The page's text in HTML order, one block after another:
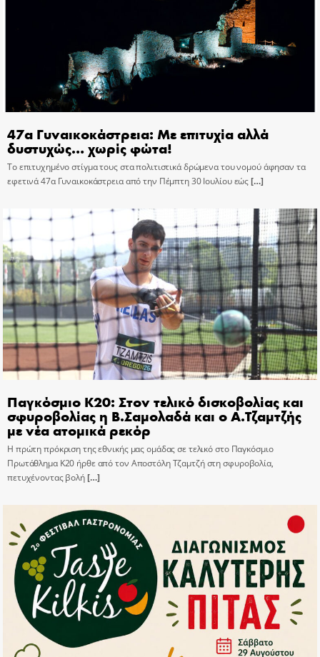
47α Γυναικοκάστρεια: Με επιτυχία αλλά
δυστυχώς… χωρίς φώτα!
Το επιτυχημένο στίγμα τους στα πολιτιστικά δρώμενα του νομού άφησαν τα
εφετινά 47α Γυναικοκάστρεια από την Πέμπτη 30 Ιουλίου εώς[…]
Παγκόσμιο Κ20: Στον τελικό δισκοβολίας και
σφυροβολίας η Β.Σαμολαδά και ο Α.Τζαμτζής
με νέα ατομικά ρεκόρ
Η πρώτη πρόκριση της εθνικής μας ομάδας σε τελικό στο Παγκόσμιο
Πρωτάθλημα Κ20 ήρθε από τον Αποστόλη Τζαμτζή στη σφυροβολία,
πετυχένοντας βολή[…]